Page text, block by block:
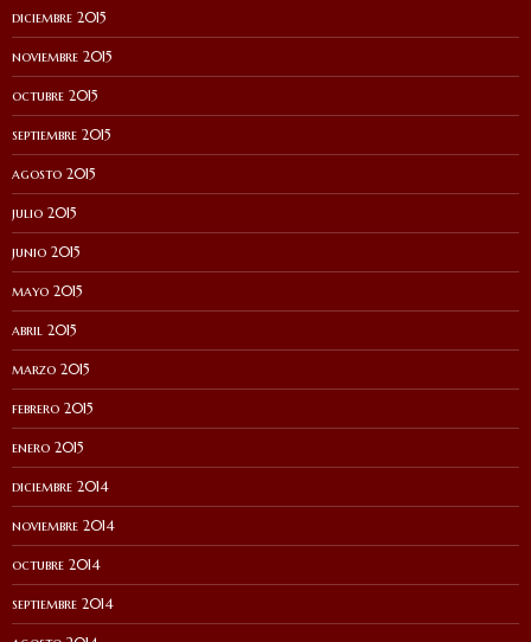
diciembre 2015
noviembre 2015
octubre 2015
septiembre 2015
agosto 2015
julio 2015
junio 2015
mayo 2015
abril 2015
marzo 2015
febrero 2015
enero 2015
diciembre 2014
noviembre 2014
octubre 2014
septiembre 2014